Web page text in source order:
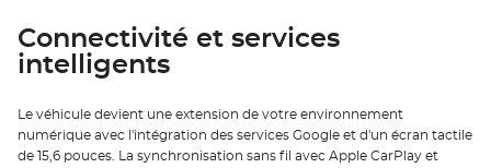
Connectivité et services
intelligents
Le véhicule devient une extension de votre environnement
numérique avec l'intégration des services Google et d'un écran tactile
de 15,6 pouces. La synchronisation sans fil avec Apple CarPlay et